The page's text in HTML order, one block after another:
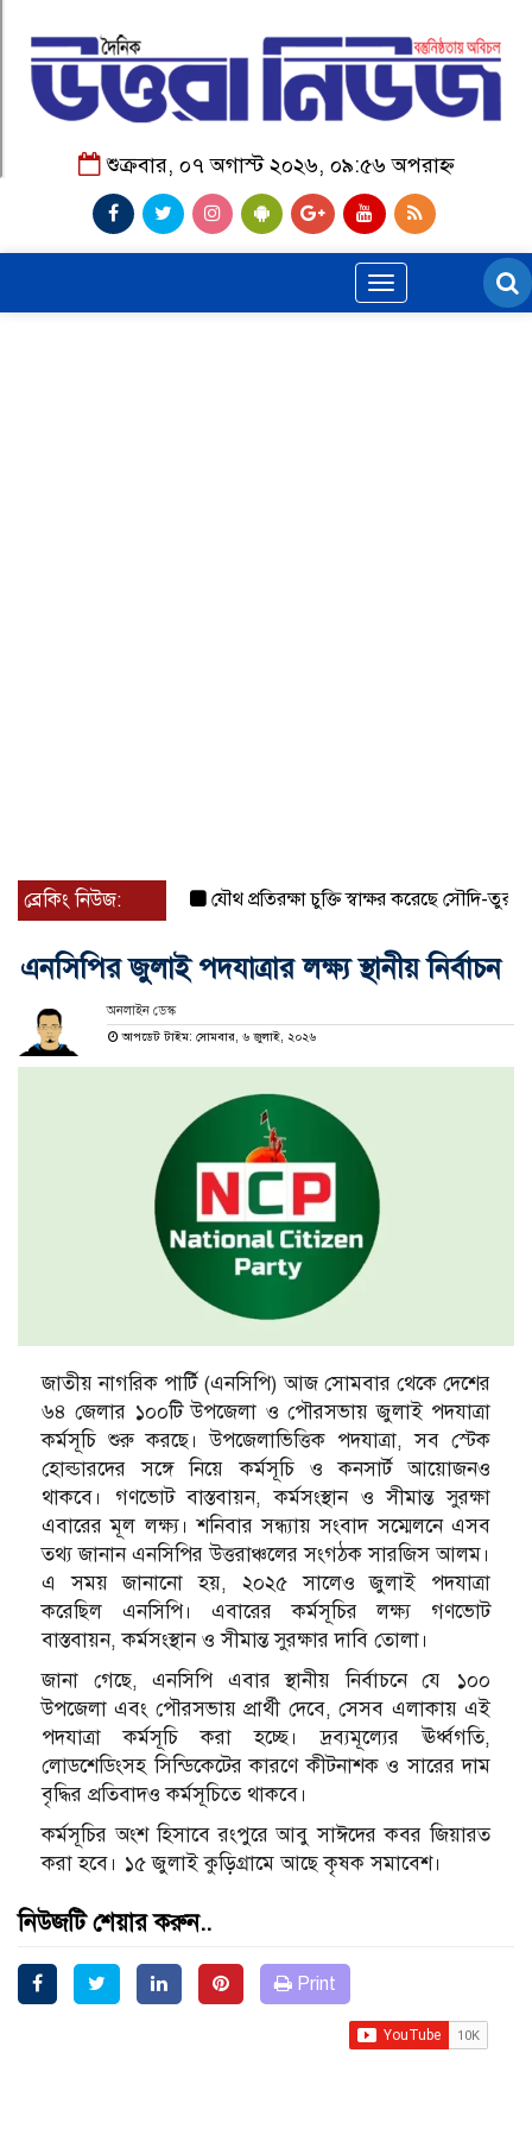
শুক্রবার, ০৭ অগাস্ট ২০২৬, ০৯:৫৬ অপরাহ্ন
Toggle
navigation
ব্রেকিং নিউজ: যৌথ প্রতিরক্ষা চুক্তি স্বাক্ষর করেছে সৌদি-তুরস্ক-
এনসিপির জুলাই পদযাত্রার লক্ষ্য স্থানীয় নির্বাচন
অনলাইন ডেস্ক
আপডেট টাইম: সোমবার, ৬ জুলাই, ২০২৬
জাতীয় নাগরিক পার্টি (এনসিপি) আজ সোমবার থেকে দেশের
৬৪ জেলার ১০০টি উপজেলা ও পৌরসভায় জুলাই পদযাত্রা
কর্মসূচি শুরু করছে। উপজেলাভিত্তিক পদযাত্রা, সব স্টেক
হোল্ডারদের সঙ্গে নিয়ে কর্মসূচি ও কনসার্ট আয়োজনও
থাকবে। গণভোট বাস্তবায়ন, কর্মসংস্থান ও সীমান্ত সুরক্ষা
এবারের মূল লক্ষ্য। শনিবার সন্ধ্যায় সংবাদ সম্মেলনে এসব
তথ্য জানান এনসিপির উত্তরাঞ্চলের সংগঠক সারজিস আলম।
এ সময় জানানো হয়, ২০২৫ সালেও জুলাই পদযাত্রা
করেছিল এনসিপি। এবারের কর্মসূচির লক্ষ্য গণভোট
বাস্তবায়ন, কর্মসংস্থান ও সীমান্ত সুরক্ষার দাবি তোলা।
জানা গেছে, এনসিপি এবার স্থানীয় নির্বাচনে যে ১০০
উপজেলা এবং পৌরসভায় প্রার্থী দেবে, সেসব এলাকায় এই
পদযাত্রা কর্মসূচি করা হচ্ছে। দ্রব্যমূল্যের ঊর্ধ্বগতি,
লোডশেডিংসহ সিন্ডিকেটের কারণে কীটনাশক ও সারের দাম
বৃদ্ধির প্রতিবাদও কর্মসূচিতে থাকবে।
কর্মসূচির অংশ হিসাবে রংপুরে আবু সাঈদের কবর জিয়ারত
করা হবে। ১৫ জুলাই কুড়িগ্রামে আছে কৃষক সমাবেশ।
নিউজটি শেয়ার করুন..
Print